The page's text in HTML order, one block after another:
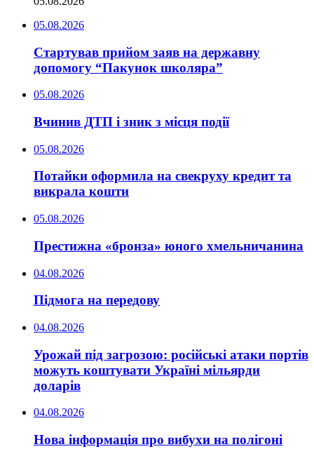
05.08.2026
Стартував прийом заяв на державну
допомогу “Пакунок школяра”
05.08.2026
Вчинив ДТП і зник з місця події
05.08.2026
Потайки оформила на свекруху кредит та
викрала кошти
05.08.2026
Престижна «бронза» юного хмельничанина
04.08.2026
Підмога на передову
04.08.2026
Урожай під загрозою: російські атаки портів
можуть коштувати Україні мільярди
доларів
04.08.2026
Нова інформація про вибухи на полігоні